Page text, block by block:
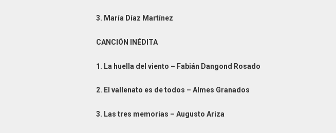
3. María Díaz Martínez
CANCIÓN INÉDITA
1. La huella del viento – Fabián Dangond Rosado
2. El vallenato es de todos – Almes Granados
3. Las tres memorias – Augusto Ariza